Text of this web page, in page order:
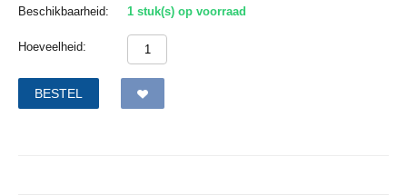
Beschikbaarheid:
1 stuk(s) op voorraad
Hoeveelheid:
BESTEL